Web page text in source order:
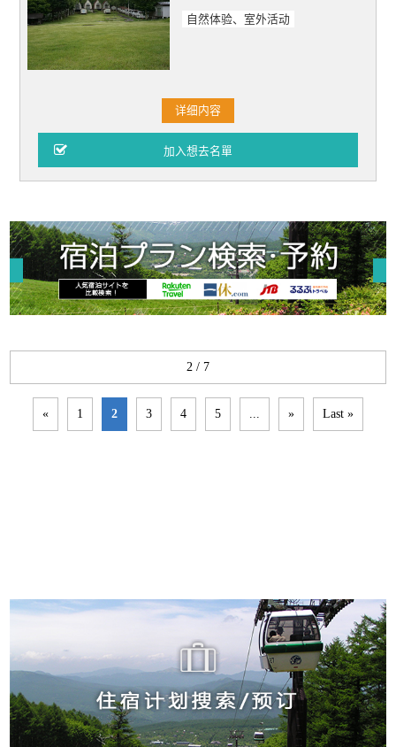
自然体验、室外活动
详细内容
2 / 7
« 1 2 3 4 5 ... » Last »